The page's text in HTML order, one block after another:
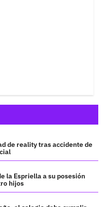
de reality tras accidente de
la Espriella a su posesión
hijos